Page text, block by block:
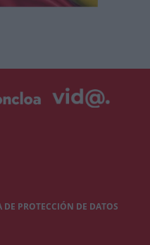
PROTECCIÓN DE DATOS